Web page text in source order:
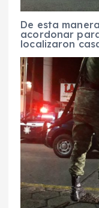
De esta
acordonar
localizaron